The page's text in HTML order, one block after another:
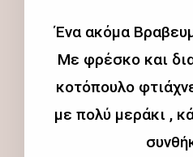
Ένα ακόμα
Με φρέσκο και
κοτόπουλο
με πολύ μεράκι ,